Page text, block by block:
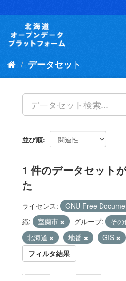
キ
データセット
並び順
1 件のデータセット
た
ライセンス: GNU Free
織:
室蘭市 グループ: その
北海道
地番
GIS
フィルタ結果